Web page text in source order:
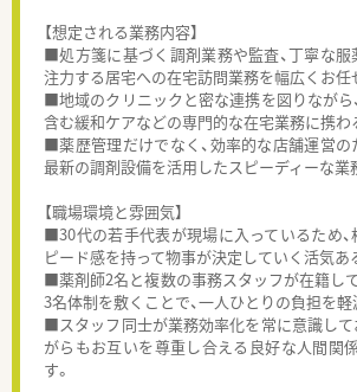
【想定される業務内容】
■処方箋に基づく調剤業務や監査、丁寧な服
注力する居宅への在宅訪問業務を幅広くお任
■地域のクリニックと密な連携を図りながら
含む緩和ケアなどの専門的な在宅業務に携わ
■薬歴管理だけでなく、効率的な店舗運営の
最新の調剤設備を活用したスピーディーな業
【職場環境と雰囲気】
■30代の若手代表が現場に入っているため、
ピード感を持って物事が決定していく活気あ
■薬剤師2名と複数の事務スタッフが在籍し
3名体制を敷くことで、一人ひとりの負担を軽
■スタッフ同士が業務効率化を常に意識して
がらもお互いを尊重し合える良好な人間関
す。